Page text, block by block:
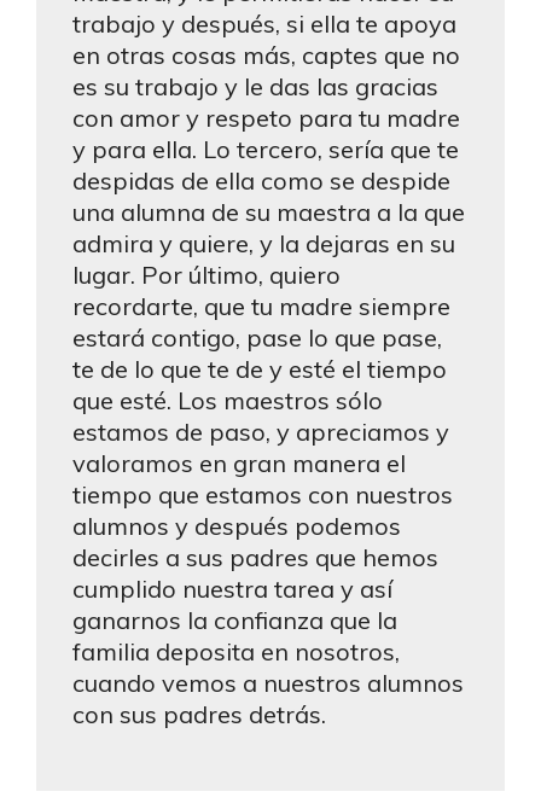
trabajo y después, si ella te apoya
en otras cosas más, captes que no
es su trabajo y le das las gracias
con amor y respeto para tu madre
y para ella. Lo tercero, sería que te
despidas de ella como se despide
una alumna de su maestra a la que
admira y quiere, y la dejaras en su
lugar. Por último, quiero
recordarte, que tu madre siempre
estará contigo, pase lo que pase,
te de lo que te de y esté el tiempo
que esté. Los maestros sólo
estamos de paso, y apreciamos y
valoramos en gran manera el
tiempo que estamos con nuestros
alumnos y después podemos
decirles a sus padres que hemos
cumplido nuestra tarea y así
ganarnos la confianza que la
familia deposita en nosotros,
cuando vemos a nuestros alumnos
con sus padres detrás.